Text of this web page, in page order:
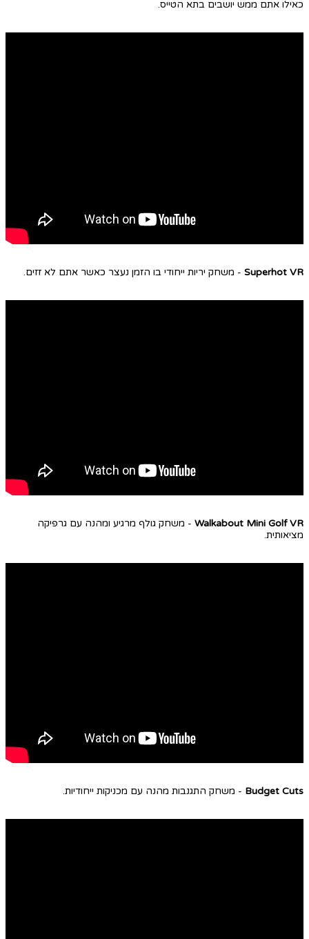
כאילו אתם ממש יושבים בתא הטייס.
Superhot VR - משחק יריות ייחודי בו הזמן נעצר כאשר אתם לא זזים.
Walkabout Mini Golf VR - משחק גולף מרגיע ומהנה עם גרפיקה
מציאותית.
Budget Cuts - משחק התגנבות מהנה עם מכניקות ייחודיות.